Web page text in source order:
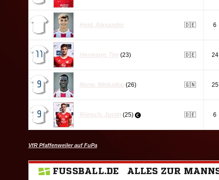
Heid, Alexander 🇩🇪 6
11 Hermann, Tim (23) 🇩🇪 24
9 Mane, Minkailou (26) 🇬🇳 25
9 Rönsch, Justin (25) 🇩🇪 6
VfR Pfaffenweiler auf FuPa